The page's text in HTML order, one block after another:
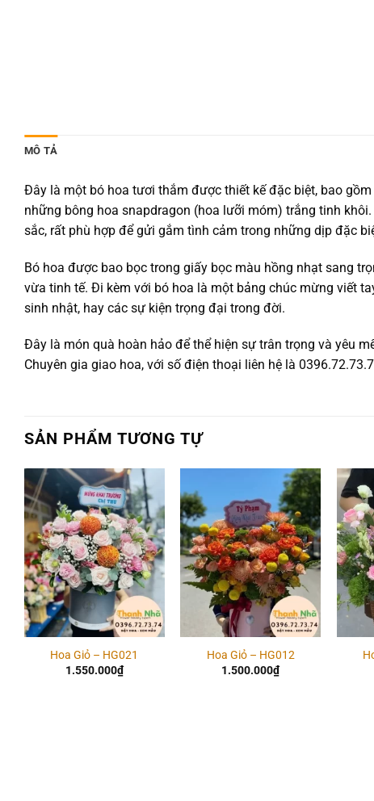
MÔ TẢ
Đây là một bó hoa tươi thắm được thiết kế đặc biệt, bao
những bông hoa snapdragon (hoa lưỡi móm) trắng tinh
sắc, rất phù hợp để gửi gắm tình cảm trong những dịp đặc
Bó hoa được bao bọc trong giấy bọc màu hồng nhạt sang
vừa tinh tế. Đi kèm với bó hoa là một bảng chúc mừng viết
sinh nhật, hay các sự kiện trọng đại trong đời.
Đây là món quà hoàn hảo để thể hiện sự trân trọng và yêu
Chuyên gia giao hoa, với số điện thoại liên hệ là
SẢN PHẨM TƯƠNG TỰ
Add to
wishlist
Hoa Giỏ – HG021
1.550.000₫
Add to
wishlist
Hoa Giỏ – HG012
1.500.000₫